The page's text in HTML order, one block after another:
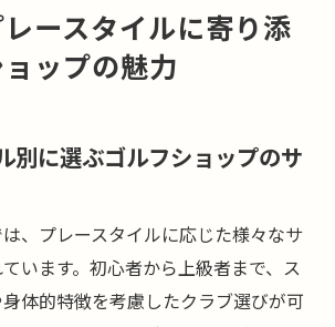
ースタイルに寄り添
ップの魅力
別に選ぶゴルフショップのサ
、プレースタイルに応じた様々なサ
います。初心者から上級者まで、ス
体的特徴を考慮したクラブ選びが可